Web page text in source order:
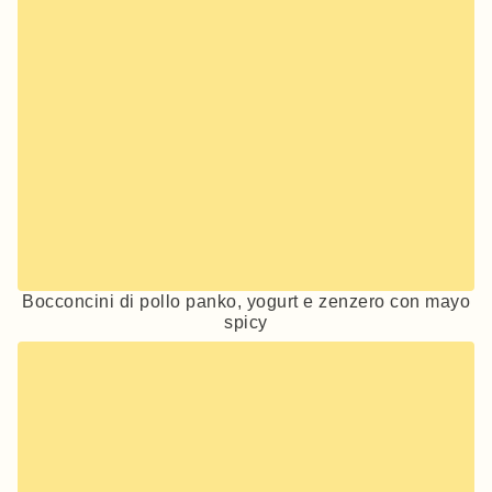
Bocconcini di pollo panko, yogurt e zenzero con mayo
spicy